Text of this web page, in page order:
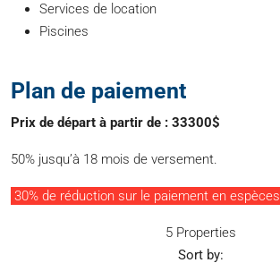
Services de location
Piscines
Plan de paiement
Prix ​​de départ à partir de : 33300$
50% jusqu’à 18 mois de versement.
30% de réduction sur le paiement en espèces
5 Properties
Sort by: